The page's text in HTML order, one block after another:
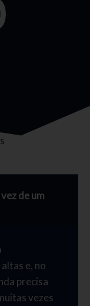
de um
e, no
precisa
vezes